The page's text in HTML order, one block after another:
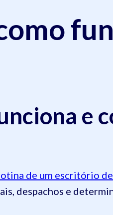
e
de um escritório
despachos e